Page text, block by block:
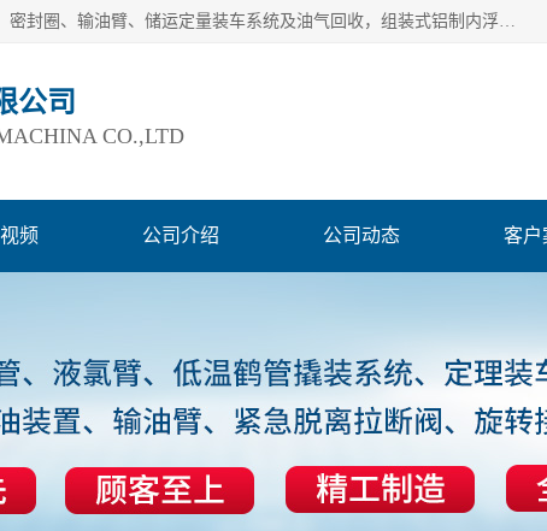
连云港爱德石化机械有限公司主要产品有：鹤管、旋转接头、密封圈、输油臂、储运定量装车系统及油气回收，组装式铝制内浮盘及油罐附件、钢结构栈桥/平台、活动梯、紧急脱离拉断阀等。完备的制造和检测手段以及高素质的员工确保了产品的质量。
公司
CO.,LTD
频 公司介绍 公司动态 客户